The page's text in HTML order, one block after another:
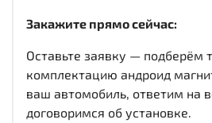
Закажите прямо сейчас:
Оставьте заявку — подберём
комплектацию андроид
ваш автомобиль, ответим на
договоримся об установке.